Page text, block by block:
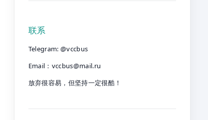
联系
Telegram: @vccbus
Email： vccbus@mail.ru
放弃很容易，但坚持一定很酷！